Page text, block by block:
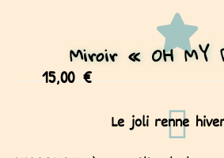
Miroir « OH MY
15,00€
Le joli renne